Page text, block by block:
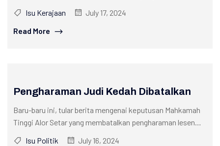
oleh Reporters Without Borders (RSF). Ini...
Isu Kerajaan
July 17, 2024
Read More
Pengharaman Judi Kedah Dibatalkan
Baru-baru ini, tular berita mengenai keputusan Mahkamah
Tinggi Alor Setar yang membatalkan pengharaman lesen
judi di Kedah. Penghakiman itu disampaikan...
Isu Politik
July 16, 2024